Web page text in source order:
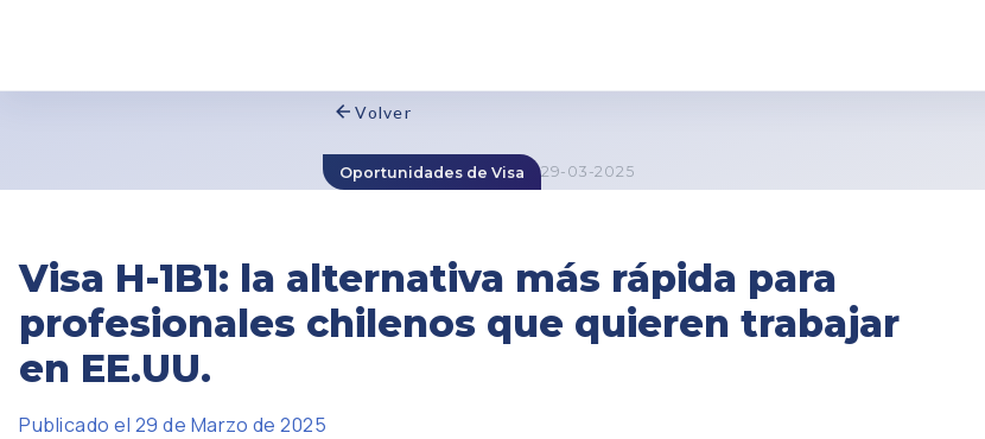
Volver
Oportunidades de Visa 29-03-2025
Visa H-1B1: la alternativa más rápida para
profesionales chilenos que quieren trabajar
en EE.UU.
Publicado el 29 de Marzo de 2025